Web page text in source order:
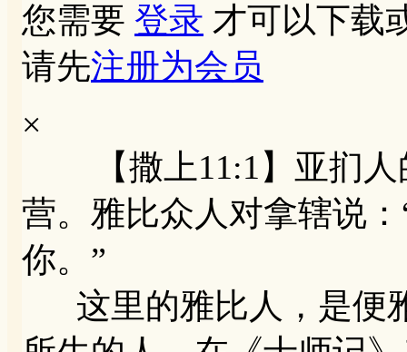
您需要 登录 才可以下载
请先注册为会员
×
【撒上11:1】亚扪人
营。雅比众人对拿辖说
你。”
这里的雅比人，是便